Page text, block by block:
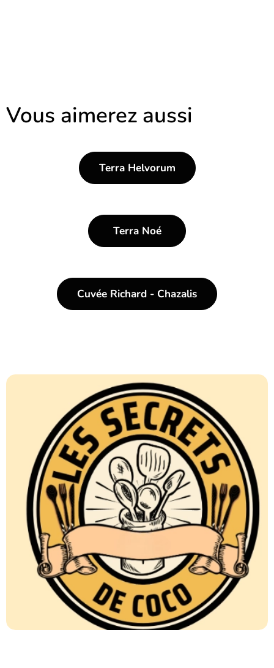
Vous aimerez aussi
Terra Helvorum
Terra Noé
Cuvée Richard - Chazalis